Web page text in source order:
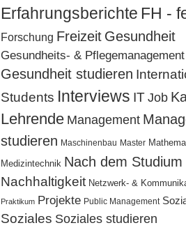
Erfahrungsberichte FH -
Forschung Freizeit Gesundheit
Gesundheits- & Pflegemanagement
Gesundheit studieren
Students Interviews IT Job
Lehrende Management
studieren Maschinenbau Master
Medizintechnik Nach dem Studium
Nachhaltigkeit Netzwerk- &
Praktikum Projekte Public Management
Soziales Soziales studieren